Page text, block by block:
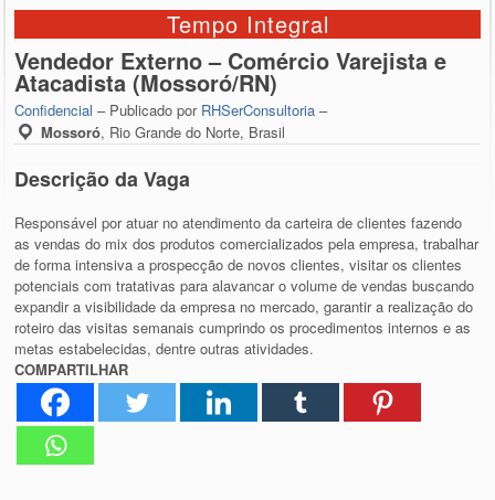
Tempo Integral
Vendedor Externo – Comércio Varejista e
Atacadista (Mossoró/RN)
Confidencial – Publicado por RHSerConsultoria –
Mossoró, Rio Grande do Norte, Brasil
Descrição da Vaga
Responsável por atuar no atendimento da carteira de clientes fazendo
as vendas do mix dos produtos comercializados pela empresa, trabalhar
de forma intensiva a prospecção de novos clientes, visitar os clientes
potenciais com tratativas para alavancar o volume de vendas buscando
expandir a visibilidade da empresa no mercado, garantir a realização do
roteiro das visitas semanais cumprindo os procedimentos internos e as
metas estabelecidas, dentre outras atividades.
COMPARTILHAR